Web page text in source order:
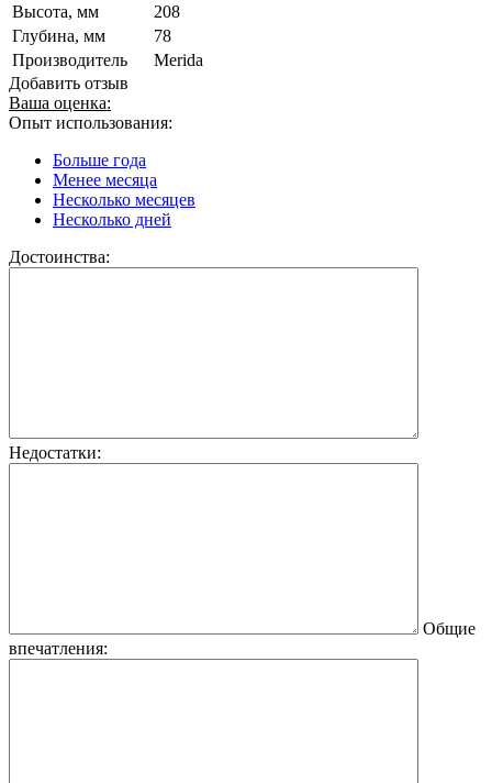
Высота, мм
208
Глубина, мм
78
Производитель
Merida
Добавить отзыв
Ваша оценка:
Опыт использования:
Больше года
Менее месяца
Несколько месяцев
Несколько дней
Достоинства:
Недостатки:
Общие
впечатления: